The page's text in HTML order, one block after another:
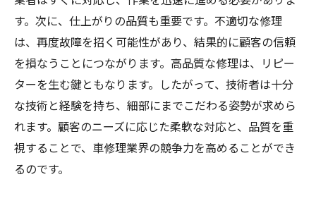
す。次に、仕上がりの品質も重要です。不適切な修理
は、再度故障を招く可能性があり、結果的に顧客の信頼
を損なうことにつながります。高品質な修理は、リピー
ターを生む鍵ともなります。したがって、技術者は十分
な技術と経験を持ち、細部にまでこだわる姿勢が求めら
れます。顧客のニーズに応じた柔軟な対応と、品質を重
視することで、車修理業界の競争力を高めることができ
るのです。